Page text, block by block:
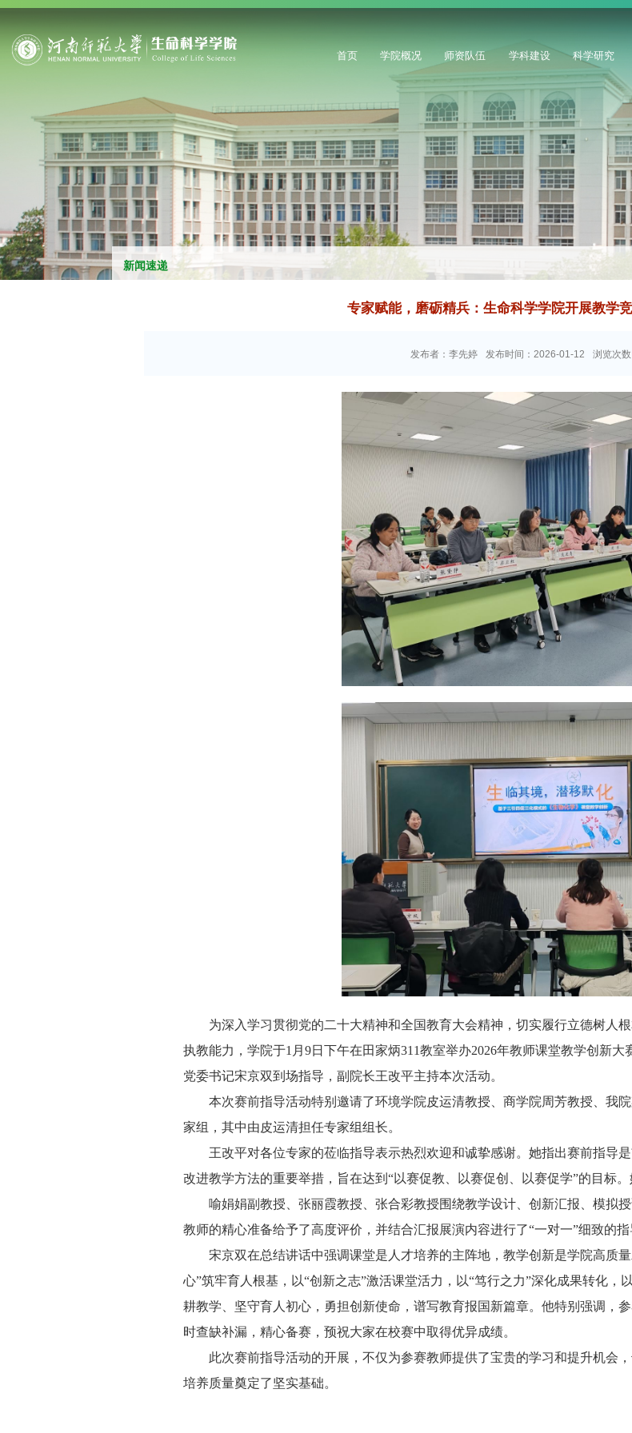
首页 学院概况 师资队伍 学科建设 科学研究
新闻速递
专家赋能，磨砺精兵：生命科学学院开展教学
发布者：李先婷 发布时间：2026-01-12 浏览次数
为深入学习贯彻党的二十大精神和全国教育大会精神，切实履行立德树人
执教能力，学院于1月9日下午在田家炳311教室举办2026年教师课堂教学创新
党委书记宋京双到场指导，副院长王改平主持本次活动。
本次赛前指导活动特别邀请了环境学院皮运清教授、商学院周芳教授、我
家组，其中由皮运清担任专家组组长。
王改平对各位专家的莅临指导表示热烈欢迎和诚挚感谢。她指出赛前指导
改进教学方法的重要举措，旨在达到“以赛促教、以赛促创、以赛促学”的目标
喻娟娟副教授、张丽霞教授、张合彩教授围绕教学设计、创新汇报、模拟
教师的精心准备给予了高度评价，并结合汇报展演内容进行了“一对一”细致的
宋京双在总结讲话中强调课堂是人才培养的主阵地，教学创新是学院高质
心”筑牢育人根基，以“创新之志”激活课堂活力，以“笃行之力”深化成果转化，
耕教学、坚守育人初心，勇担创新使命，谱写教育报国新篇章。他特别强调，
时查缺补漏，精心备赛，预祝大家在校赛中取得优异成绩。
此次赛前指导活动的开展，不仅为参赛教师提供了宝贵的学习和提升机会
培养质量奠定了坚实基础。